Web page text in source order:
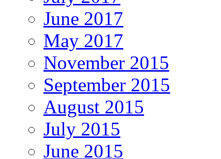
June 2017
May 2017
November 2015
September 2015
August 2015
July 2015
June 2015